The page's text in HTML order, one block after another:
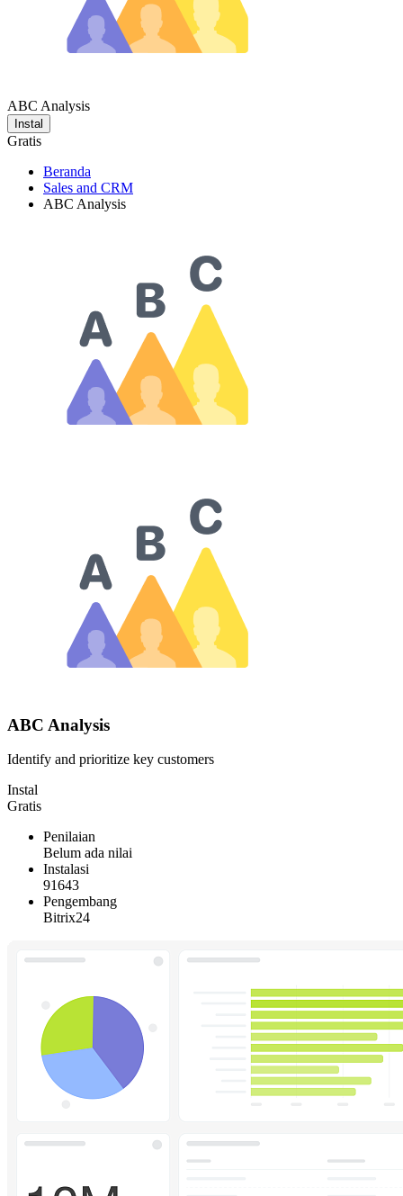
ABC Analysis
Instal
Gratis
Beranda
Sales and CRM
ABC Analysis
ABC Analysis
Identify and prioritize key customers
Instal
Gratis
Penilaian
Belum ada nilai
Instalasi
91643
Pengembang
Bitrix24